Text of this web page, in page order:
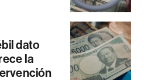
dato
la